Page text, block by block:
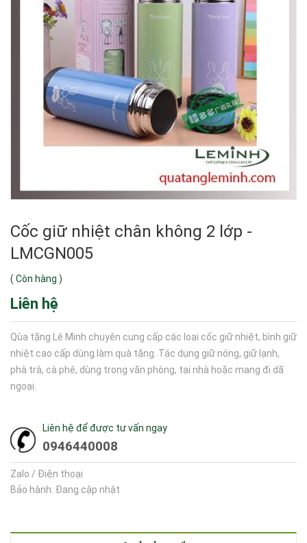
Cốc giữ nhiệt chân không 2 lớp -
LMCGN005
( Còn hàng )
Liên hệ
Qùa tặng Lê Minh chuyên cung cấp các loại cốc giữ nhiệt, bình giữ
nhiệt cao cấp dùng làm quà tặng. Tác dụng giữ nóng, giữ lạnh,
phà trà, cà phê, dùng trong văn phòng, tại nhà hoặc mang đi dã
ngoại.
Liên hệ để được tư vấn ngay
0946440008
Zalo / Điện thoại
Bảo hành: Đang cập nhật